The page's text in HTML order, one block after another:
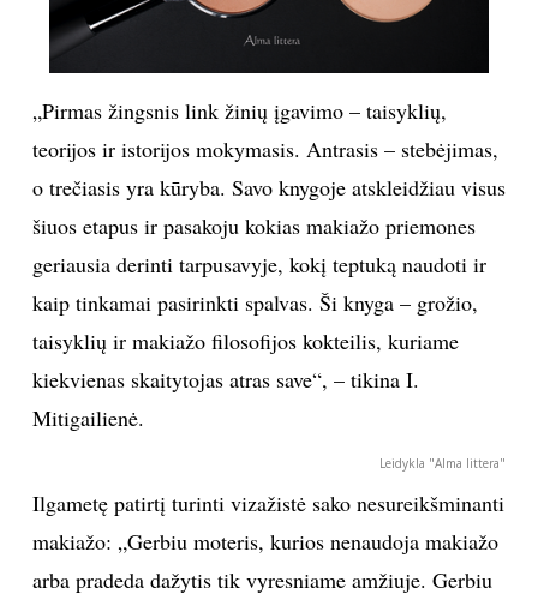
„Pirmas žingsnis link žinių įgavimo – taisyklių,
teorijos ir istorijos mokymasis. Antrasis – stebėjimas,
o trečiasis yra kūryba. Savo knygoje atskleidžiau visus
šiuos etapus ir pasakoju kokias makiažo priemones
geriausia derinti tarpusavyje, kokį teptuką naudoti ir
kaip tinkamai pasirinkti spalvas. Ši knyga – grožio,
taisyklių ir makiažo filosofijos kokteilis, kuriame
kiekvienas skaitytojas atras save“, – tikina I.
Mitigailienė.